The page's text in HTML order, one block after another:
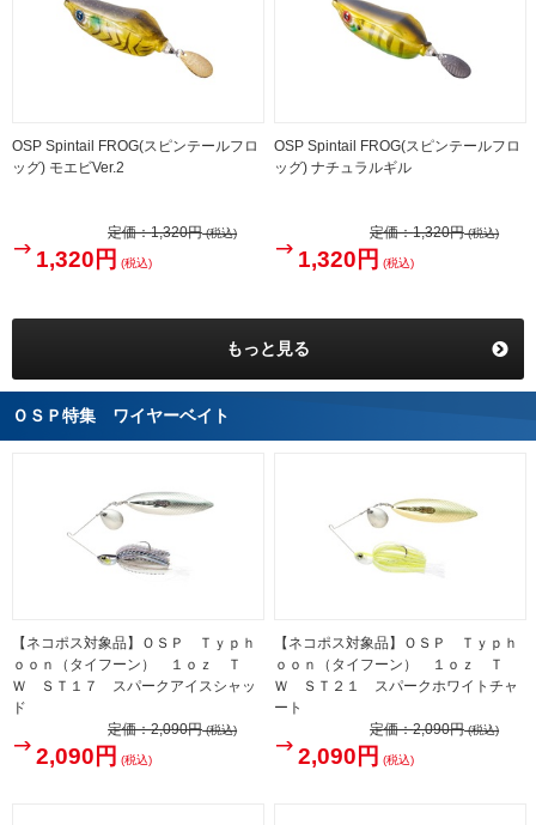
OSP Spintail FROG(スピンテールフロ
ッグ) モエビVer.2
定価：1,320円(税込)
1,320円 (税込)
OSP Spintail FROG(スピンテールフロ
ッグ) ナチュラルギル
定価：1,320円(税込)
1,320円 (税込)
もっと見る
ＯＳＰ特集 ワイヤーベイト
【ネコポス対象品】ＯＳＰ Ｔｙｐｈ
ｏｏｎ（タイフーン） １ｏｚ Ｔ
Ｗ ＳＴ１７ スパークアイスシャッ
ド
定価：2,090円(税込)
2,090円 (税込)
【ネコポス対象品】ＯＳＰ Ｔｙｐｈ
ｏｏｎ（タイフーン） １ｏｚ Ｔ
Ｗ ＳＴ２１ スパークホワイトチャ
ート
定価：2,090円(税込)
2,090円 (税込)